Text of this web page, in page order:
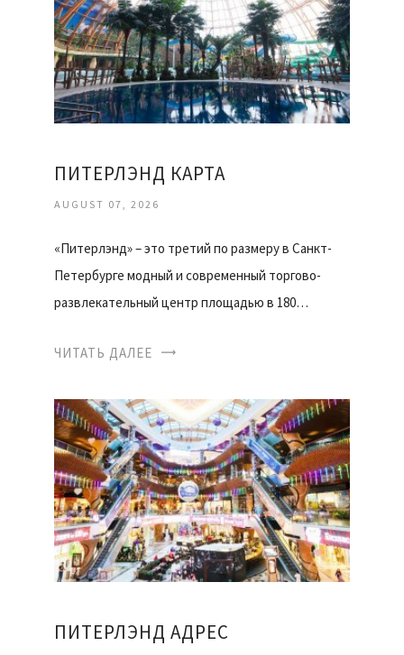
ПИТЕРЛЭНД КАРТА
AUGUST 07, 2026
«Питерлэнд» – это третий по размеру в Санкт-
Петербурге модный и современный торгово-
развлекательный центр площадью в 180…
ЧИТАТЬ ДАЛЕЕ
ПИТЕРЛЭНД АДРЕС